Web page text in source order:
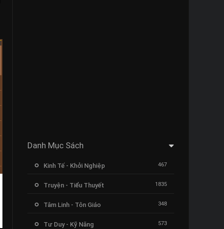
Danh Mục Sách
Kinh Tế - Khởi Nghiệp 467
Truyện - Tiểu Thuyết 1835
Tâm Linh - Tôn Giáo 348
Tư Duy - Kỹ Năng 573